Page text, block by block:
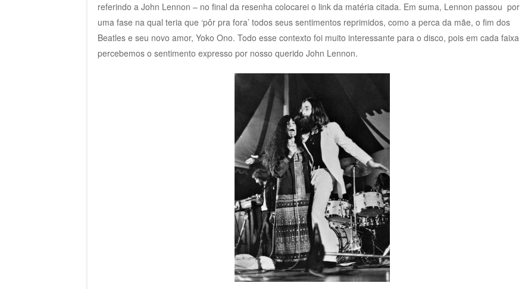
referindo a John Lennon – no final da resenha colocarei o link da matéria citada. Em suma, Lennon passou por
uma fase na qual teria que ‘pôr pra fora’ todos seus sentimentos reprimidos, como a perca da mãe, o fim dos
Beatles e seu novo amor, Yoko Ono. Todo esse contexto foi muito interessante para o disco, pois em cada faixa
percebemos o sentimento expresso por nosso querido John Lennon.